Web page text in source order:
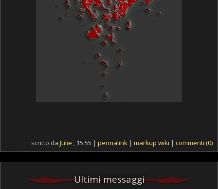
scritto da Julie , 15:55 | permalink | markup wiki | commenti (0)
Ultimi messaggi